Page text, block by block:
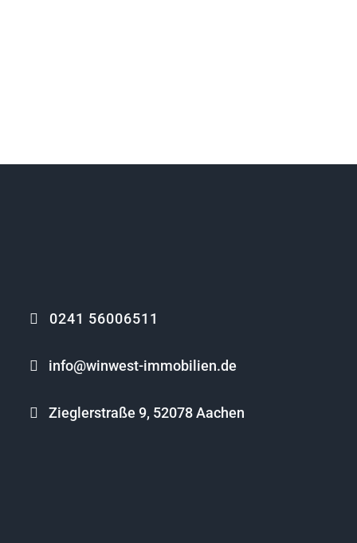
0241 56006511
info@winwest-immobilien.de
Zieglerstraße 9, 52078 Aachen